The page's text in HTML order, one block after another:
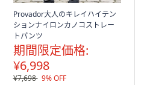
Provador大人のキレイハイテン
ションナイロンカノコストレー
トパンツ
期間限定価格:
¥6,998
¥7,698 9% OFF